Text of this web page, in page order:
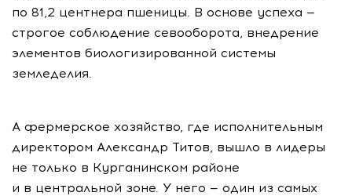
по 81,2 центнера пшеницы. В основе успеха —
строгое соблюдение севооборота, внедрение
элементов биологизированной системы
земледелия.
А фермерское хозяйство, где исполнительным
директором Александр Титов, вышло в лидеры
не только в Курганинском районе
и в центральной зоне. У него — один из самых